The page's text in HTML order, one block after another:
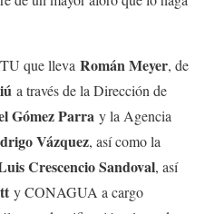
que lleva Román Meyer, de
a través de la Dirección de
Gómez Parra y la Agencia
Vázquez, así como la
Crescencio Sandoval, así
y CONAGUA a cargo